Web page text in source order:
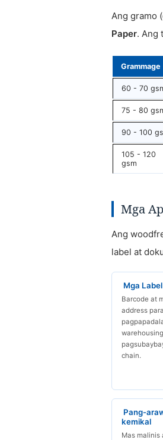
Ang gramo
Paper. Ang
Grammage
60 - 70
75 - 80
90 - 100
105 - 120
gsm
Mga
Ang
label at
Mga
Barcode at
address
chain.
Pang-
kemikal
Mas malinis